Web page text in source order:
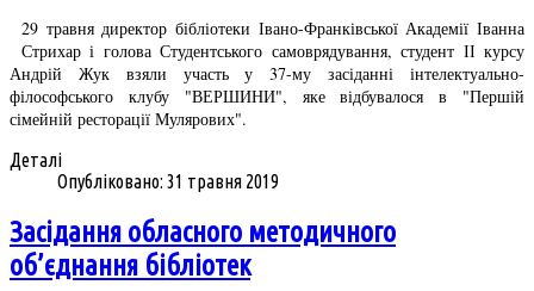
29 травня директор бібліотеки Івано-Франківської Академії Іванна
Стрихар і голова Студентського самоврядування, студент ІІ курсу
Андрій Жук взяли участь у 37-му засіданні інтелектуально-
філософського клубу "ВЕРШИНИ", яке відбувалося в "Першій
сімейній ресторації Мулярових".
Деталі
Опубліковано: 31 травня 2019
Засідання обласного методичного
об’єднання бібліотек